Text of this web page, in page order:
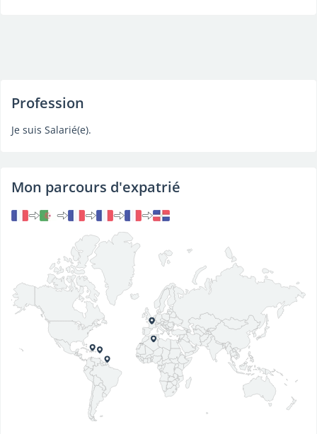
Profession
Je suis Salarié(e).
Mon parcours d'expatrié